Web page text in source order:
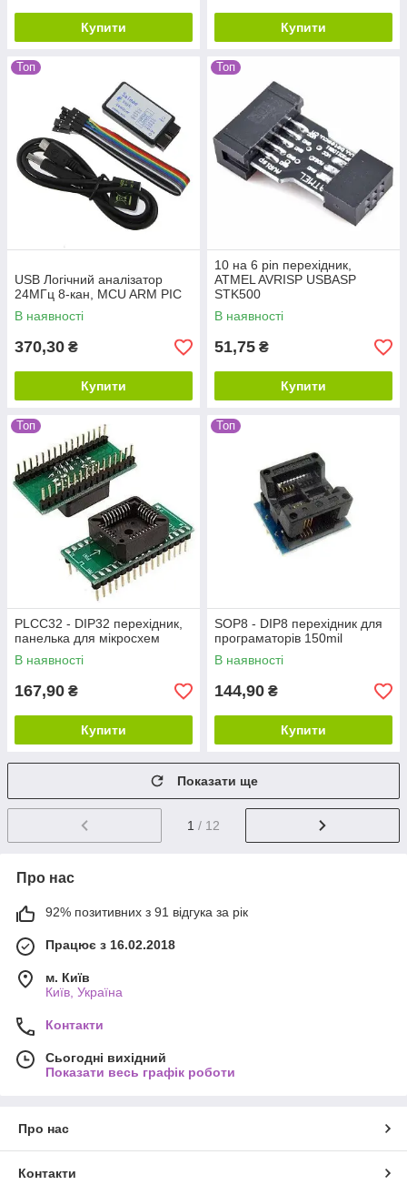
Купити Купити
Топ
USB Логічний аналізатор
24МГц 8-кан, MCU ARM PIC
В наявності
370,30 ₴
Купити
Топ
10 на 6 pin перехідник,
ATMEL AVRISP USBASP
STK500
В наявності
51,75 ₴
Купити
Топ
PLCC32 - DIP32 перехідник,
панелька для мікросхем
В наявності
167,90 ₴
Купити
Топ
SOP8 - DIP8 перехідник для
програматорів 150mil
В наявності
144,90 ₴
Купити
Показати ще
1 / 12
Про нас
92% позитивних з 91 відгука за рік
Працює з 16.02.2018
м. Київ
Київ, Україна
Контакти
Сьогодні вихідний
Показати весь графік роботи
Про нас
Контакти